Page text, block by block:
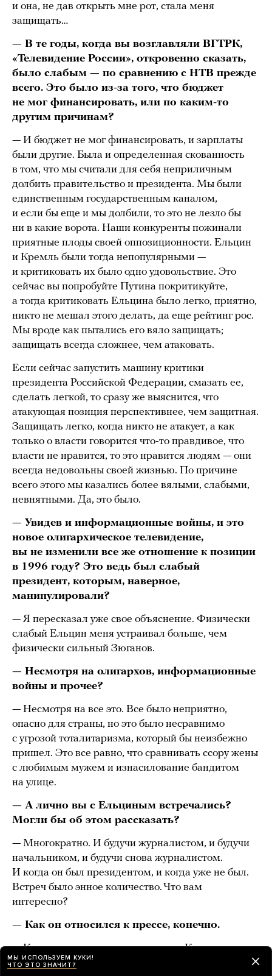
и она, не дав открыть мне рот, стала меня
защищать…
— В те годы, когда вы возглавляли ВГТРК,
«Телевидение России», откровенно сказать,
было слабым — по сравнению с НТВ прежде
всего. Это было из-за того, что бюджет
не мог финансировать, или по каким-то
другим причинам?
— И бюджет не мог финансировать, и зарплаты
были другие. Была и определенная скованность
в том, что мы считали для себя неприличным
долбить правительство и президента. Мы были
единственным государственным каналом,
и если бы еще и мы долбили, то это не лезло бы
ни в какие ворота. Наши конкуренты пожинали
приятные плоды своей оппозиционности. Ельцин
и Кремль были тогда непопулярными —
и критиковать их было одно удовольствие. Это
сейчас вы попробуйте Путина покритикуйте,
а тогда критиковать Ельцина было легко, приятно,
никто не мешал этого делать, да еще рейтинг рос.
Мы вроде как пытались его вяло защищать;
защищать всегда сложнее, чем атаковать.
Если сейчас запустить машину критики
президента Российской Федерации, смазать ее,
сделать легкой, то сразу же выяснится, что
атакующая позиция перспективнее, чем защитная.
Защищать легко, когда никто не атакует, а как
только о власти говорится что-то правдивое, что
власти не нравится, то это нравится людям — они
всегда недовольны своей жизнью. По причине
всего этого мы казались более вялыми, слабыми,
невнятными. Да, это было.
— Увидев и информационные войны, и это
новое олигархическое телевидение,
вы не изменили все же отношение к позиции
в 1996 году? Это ведь был слабый
президент, которым, наверное,
манипулировали?
— Я пересказал уже свое объяснение. Физически
слабый Ельцин меня устраивал больше, чем
физически сильный Зюганов.
— Несмотря на олигархов, информационные
войны и прочее?
— Несмотря на все это. Все было неприятно,
опасно для страны, но это было несравнимо
с угрозой тоталитаризма, который бы неизбежно
пришел. Это все равно, что сравнивать ссору жены
с любимым мужем и изнасилование бандитом
на улице.
— А лично вы с Ельциным встречались?
Могли бы об этом рассказать?
— Многократно. И будучи журналистом, и будучи
начальником, и будучи снова журналистом.
И когда он был президентом, и когда уже не был.
Встреч было энное количество. Что вам
интересно?
— Как он относился к прессе, конечно.
— К прессе он относился идеально. Как можно
только мечтать, чтобы относился глава государства
МЫ ИСПОЛЬЗУЕМ КУКИ!
ЧТО ЭТО ЗНАЧИТ?